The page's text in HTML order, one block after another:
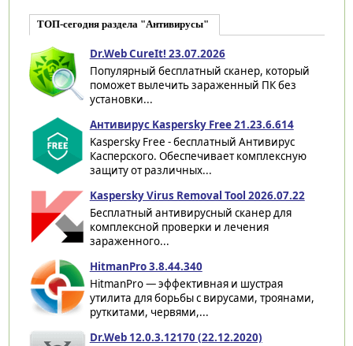
ТОП-сегодня раздела "Антивирусы"
Dr.Web CureIt! 23.07.2026
Популярный бесплатный сканер, который
поможет вылечить зараженный ПК без
установки...
Антивирус Kaspersky Free 21.23.6.614
Kaspersky Free - бесплатный Антивирус
Касперского. Обеспечивает комплексную
защиту от различных...
Kaspersky Virus Removal Tool 2026.07.22
Бесплатный антивирусный сканер для
комплексной проверки и лечения
зараженного...
HitmanPro 3.8.44.340
HitmanPro — эффективная и шустрая
утилита для борьбы с вирусами, троянами,
руткитами, червями,...
Dr.Web 12.0.3.12170 (22.12.2020)